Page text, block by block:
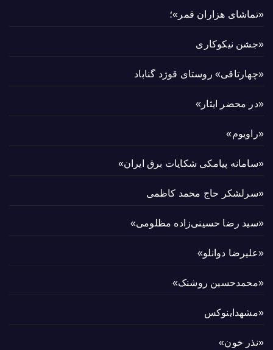
«تماشای هزاران قمر»؛
«جشن نیکوکاری
«چهارتاقی» روستای قوژد گناباد
«در محضر ایثار»
«راویوم»
«سامانه پیامکی شکایات برق ایران»
«سرلشکر حاج محمد کاظمی
«سید رضا حسینی‌زاده مظلومی»
«علیرضا دوانلو»
«محمدحسین روشنک»
«مشهداینوکس
«نذر خون»